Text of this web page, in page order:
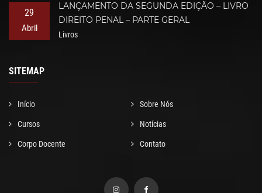
29
Abril
LANÇAMENTO DA SEGUNDA EDIÇÃO – LIVRO
DIREITO PENAL – PARTE GERAL
Livros
SITEMAP
Início Sobre Nós
Cursos Notícias
Corpo Docente Contato